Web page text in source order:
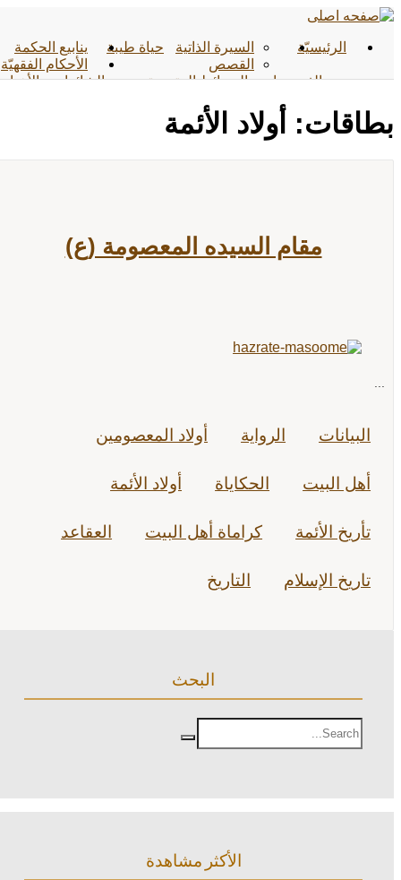
الرئیسیّة حياة طيبة
السيرة الذاتية
القصص
ينابيع الحكمة
الأحکام الفقهیّة
الوسائط المتعددة
الفیدیوهات الأخبار
الشائعات
بطاقات: أولاد الأئمة
مقام السيده المعصومة (ع)
البيانات الرواية أولاد المعصومين
أهل البيت الحكاياة أولاد الأئمة
تأريخ الأئمة كراماة أهل البيت العقاعد
تاريخ الإسلام التاريخ
البحث
الأكثر مشاهدة